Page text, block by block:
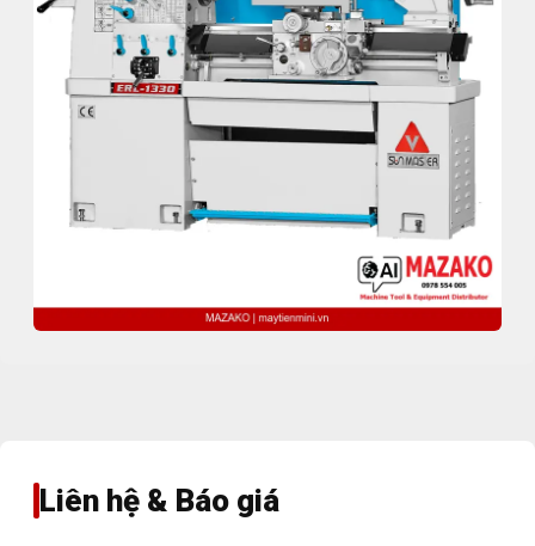
Liên hệ & Báo giá